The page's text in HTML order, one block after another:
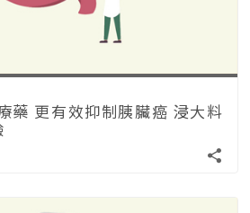
藥 更有效抑制胰臟癌 浸大料